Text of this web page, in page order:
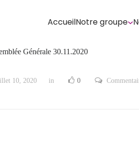
AccueilNotre groupe
Générale 30.11.2020
10, 2020 in 0